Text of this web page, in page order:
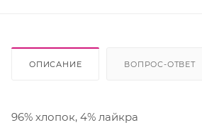
ОПИСАНИЕ ВОПРОС-ОТВЕТ
96% хлопок, 4% лайкра